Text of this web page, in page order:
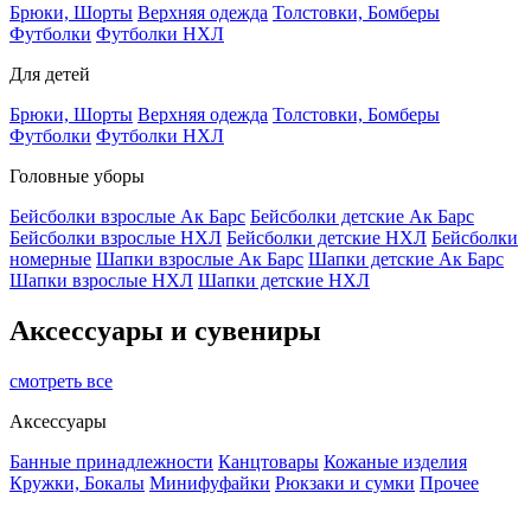
Брюки, Шорты Верхняя одежда Толстовки, Бомберы
Футболки Футболки НХЛ
Для детей
Брюки, Шорты Верхняя одежда Толстовки, Бомберы
Футболки Футболки НХЛ
Головные уборы
Бейсболки взрослые Ак Барс Бейсболки детские Ак Барс
Бейсболки взрослые НХЛ Бейсболки детские НХЛ Бейсболки
номерные Шапки взрослые Ак Барс Шапки детские Ак Барс
Шапки взрослые НХЛ Шапки детские НХЛ
Аксессуары и сувениры
смотреть все
Аксессуары
Банные принадлежности Канцтовары Кожаные изделия
Кружки, Бокалы Минифуфайки Рюкзаки и сумки Прочее